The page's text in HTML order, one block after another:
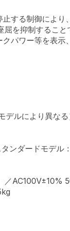
する制御により
を抑制すること
パワー等を表示
ルにより異なる
ンダードモデル
AC100V±10%